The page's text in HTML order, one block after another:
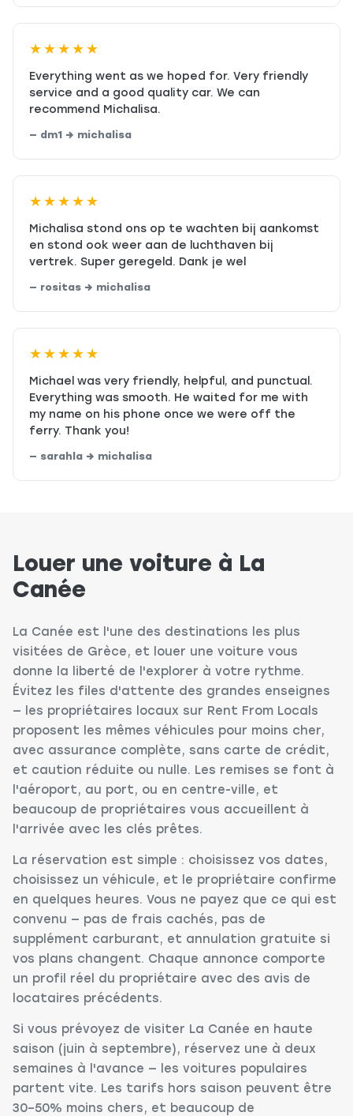
★★★★★
Everything went as we hoped for. Very friendly
service and a good quality car. We can
recommend Michalisa.
— dm1 → michalisa
★★★★★
Michalisa stond ons op te wachten bij aankomst
en stond ook weer aan de luchthaven bij
vertrek. Super geregeld. Dank je wel
— rositas → michalisa
★★★★★
Michael was very friendly, helpful, and punctual.
Everything was smooth. He waited for me with
my name on his phone once we were off the
ferry. Thank you!
— sarahla → michalisa
Louer une voiture à La
Canée
La Canée est l'une des destinations les plus
visitées de Grèce, et louer une voiture vous
donne la liberté de l'explorer à votre rythme.
Évitez les files d'attente des grandes enseignes
— les propriétaires locaux sur Rent From Locals
proposent les mêmes véhicules pour moins cher,
avec assurance complète, sans carte de crédit,
et caution réduite ou nulle. Les remises se font à
l'aéroport, au port, ou en centre-ville, et
beaucoup de propriétaires vous accueillent à
l'arrivée avec les clés prêtes.
La réservation est simple : choisissez vos dates,
choisissez un véhicule, et le propriétaire confirme
en quelques heures. Vous ne payez que ce qui est
convenu — pas de frais cachés, pas de
supplément carburant, et annulation gratuite si
vos plans changent. Chaque annonce comporte
un profil réel du propriétaire avec des avis de
locataires précédents.
Si vous prévoyez de visiter La Canée en haute
saison (juin à septembre), réservez une à deux
semaines à l'avance — les voitures populaires
partent vite. Les tarifs hors saison peuvent être
30–50% moins chers, et beaucoup de